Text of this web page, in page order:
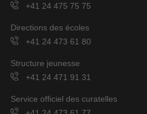
+41 24 475 75 75
Directions des écoles
+41 24 473 61 80
Structure jeunesse
+41 24 471 91 31
Service officiel des curatelles